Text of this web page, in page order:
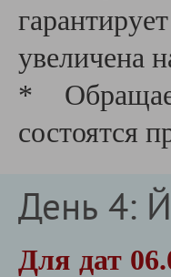
увеличена
*
состоятся
День 4:
Для дат